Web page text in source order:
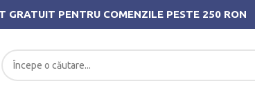
GRATUIT PENTRU COMENZILE PESTE 250 RON